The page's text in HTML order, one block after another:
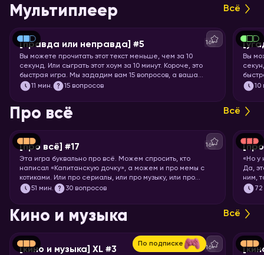
Мультиплеер Всё
[правда или неправда] #5 16+
Вы можете прочитать этот текст меньше, чем за 10
секунд. Или сыграть этот хоум за 10 минут. Короче, это
быстрая игра. Мы зададим вам 15 вопросов, а ваша
задача – угадать, правда это или нет.
11 мин. 15 вопросов
Вы
10
Про всё Всё
[про всё] #17 16+
Эта игра буквально про всё. Можем спросить, кто
написал «Капитанскую дочку», а можем и про мемы с
котиками. Или про сериалы, или про музыку, или про
технологии. Короче, никаких специфических знаний не
кругозор. Погнали играть!
51 мин. 30 вопросов
[про
«Но у
Да,
ним,
72
Кино и музыка Всё
По подписке
[кино и музыка] XL #3 16+